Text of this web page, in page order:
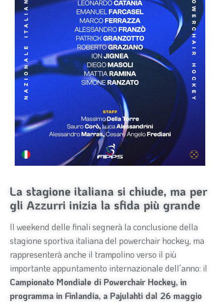
La stagione italiana si chiude, ma per
gli Azzurri inizia la sfida più grande
Il weekend delle finali segnerà la conclusione della
stagione sportiva italiana del powerchair hockey, ma
rappresenterà anche il trampolino verso il più
importante appuntamento internazionale dell’anno: il
Campionato Mondiale di Powerchair Hockey, in
programma in Finlandia, a Pajulahti dal 26 maggio